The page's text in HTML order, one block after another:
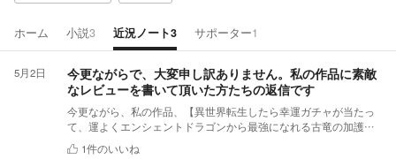
ホーム 小説3 近況ノート3 サポーター1
5月2日
今更ながらで、大変申し訳ありません。私の作品に素敵
なレビューを書いて頂いた方たちの返信です
今更ながら、私の作品、【異世界転生したら幸運ガチャが当たっ
て、運よくエンシェントドラゴンから最強になれる古竜の加護を
授かり、襲われているドラゴンたちを救ったら英雄になってしま
1件のいいね